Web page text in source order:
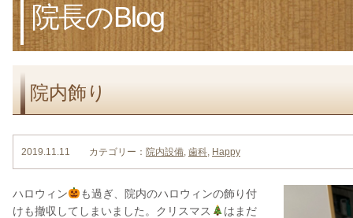
院長のBlog
院内飾り
2019.11.11 カテゴリー： 院内設備, 歯科, Happy
ハロウィン
も過ぎ、院内のハロウィンの飾り付
けも撤収してしまいました。クリスマス
はまだ